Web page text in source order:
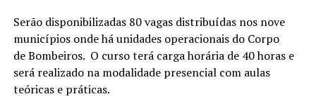
Serão disponibilizadas 80 vagas distribuídas nos nove
municípios onde há unidades operacionais do Corpo
de Bombeiros. O curso terá carga horária de 40 horas e
será realizado na modalidade presencial com aulas
teóricas e práticas.